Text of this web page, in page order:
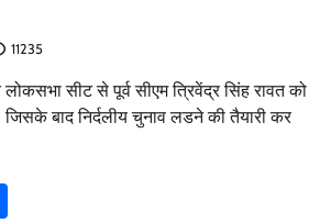
11235
लोकसभा सीट से पूर्व सीएम त्रिवेंद्र सिंह रावत को
जिसके बाद निर्दलीय चुनाव लडने की तैयारी कर